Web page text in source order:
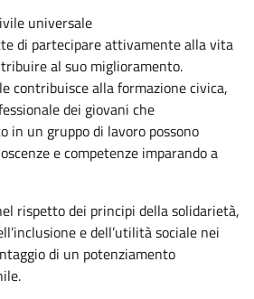
di partecipare attivamente alla vita
al suo miglioramento.
contribuisce alla formazione civica,
dei giovani che
in un gruppo di lavoro possono
e competenze imparando a
rispetto dei principi della solidarietà,
e dell’utilità sociale nei
di un potenziamento